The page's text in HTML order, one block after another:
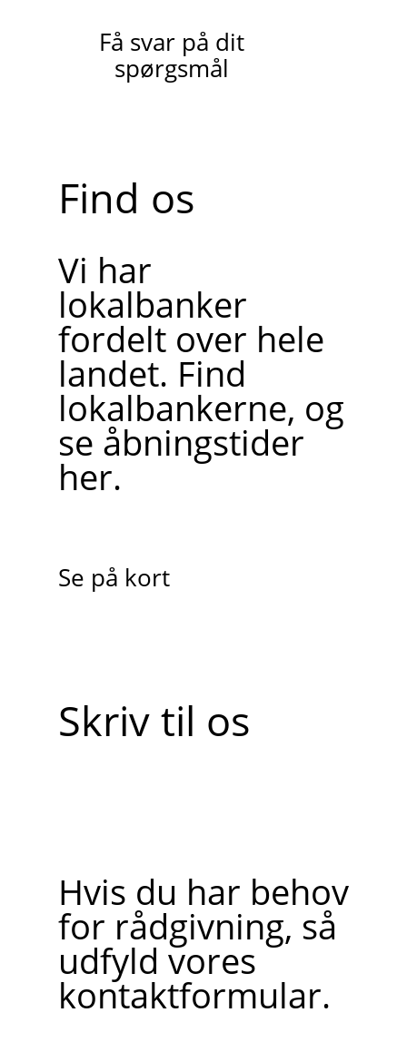
Få svar på dit
spørgsmål
Find os
Vi har
lokalbanker
fordelt over hele
landet. Find
lokalbankerne, og
se åbningstider
her.
Se på kort
Skriv til os
Hvis du har behov
for rådgivning, så
udfyld vores
kontaktformular.